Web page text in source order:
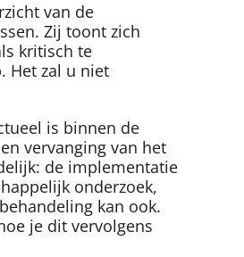
van de
Zij toont zich
kritisch te
Het zal u niet
is binnen de
vervanging van het
de implementatie
onderzoek,
kan ook.
je dit vervolgens